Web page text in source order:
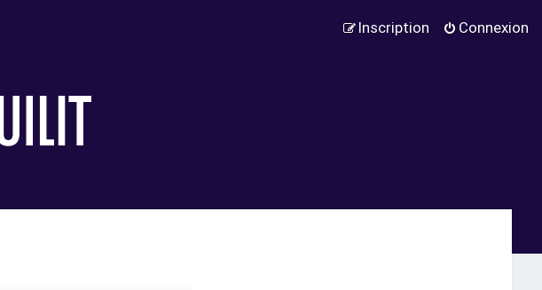
Connexion
Inscription